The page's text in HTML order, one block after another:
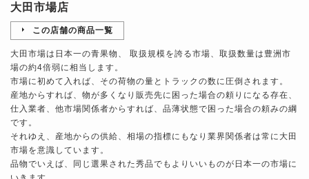
大田市場店
この店舗の商品一覧
大田市場は日本一の青果物、 取扱規模を誇る市場、取扱数量は豊洲市
場の約4倍弱に相当します。
市場に初めて入れば、その荷物の量とトラックの数に圧倒されます。
産地からすれば、物が多くなり販売先に困った場合の頼りになる存在、
仕入業者、他市場関係者からすれば、品薄状態で困った場合の頼みの綱
です。
それゆえ、産地からの供給、相場の指標にもなり業界関係者は常に大田
市場を意識しています。
品物でいえば、同じ選果された秀品でもよりいいものが日本一の市場に